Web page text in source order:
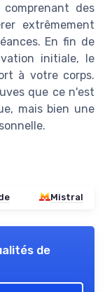
des
extrêmement
En fin de
initiale, le
à votre corps.
que ce n'est
mais bien une
Mistral
de